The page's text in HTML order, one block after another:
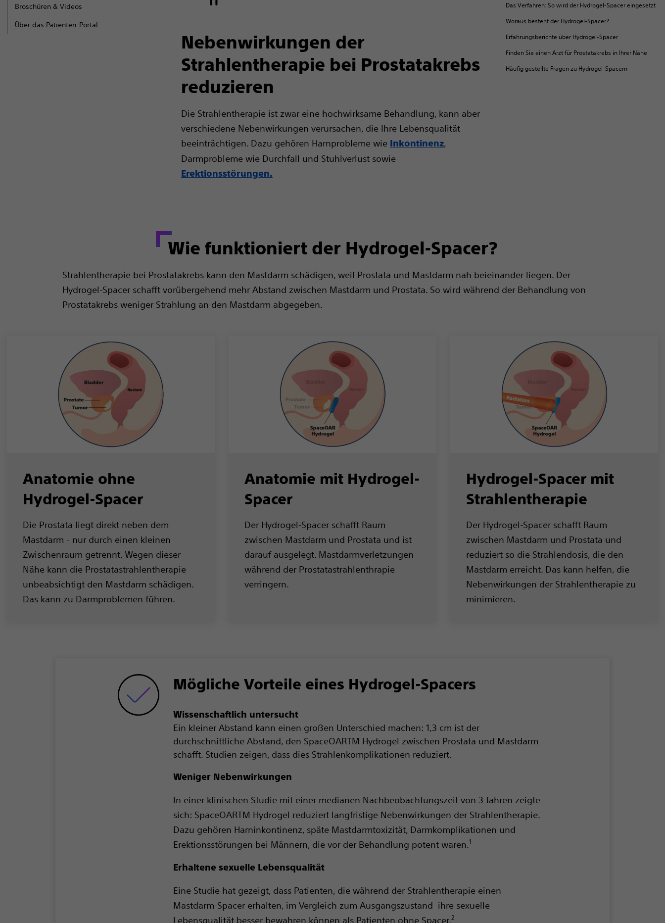
Broschüren & Videos
Über das Patienten-Portal
Das Verfahren: So wird der Hydrogel-Spacer eingesetzt
Woraus besteht der Hydrogel-Spacer?
Erfahrungsberichte über Hydrogel-Spacer
Finden Sie einen Arzt für Prostatakrebs in Ihrer Nähe
Häufig gestellte Fragen zu Hydrogel-Spacern
Nebenwirkungen der
Strahlentherapie bei Prostatakrebs
reduzieren
Die Strahlentherapie ist zwar eine hochwirksame Behandlung, kann aber
verschiedene Nebenwirkungen verursachen, die Ihre Lebensqualität
beeinträchtigen. Dazu gehören Harnprobleme wie Inkontinenz,
Darmprobleme wie Durchfall und Stuhlverlust sowie
Erektionsstörungen.
Wie funktioniert der Hydrogel-Spacer?
Strahlentherapie bei Prostatakrebs kann den Mastdarm schädigen, weil Prostata und Mastdarm nah beieinander liegen. Der
Hydrogel-Spacer schafft vorübergehend mehr Abstand zwischen Mastdarm und Prostata. So wird während der Behandlung von
Prostatakrebs weniger Strahlung an den Mastdarm abgegeben.
Anatomie ohne
Hydrogel-Spacer
Die Prostata liegt direkt neben dem
Mastdarm - nur durch einen kleinen
Zwischenraum getrennt. Wegen dieser
Nähe kann die Prostatastrahlentherapie
unbeabsichtigt den Mastdarm schädigen.
Das kann zu Darmproblemen führen.
Anatomie mit Hydrogel-
Spacer
Der Hydrogel-Spacer schafft Raum
zwischen Mastdarm und Prostata und ist
darauf ausgelegt. Mastdarmverletzungen
während der Prostatastrahlenthrapie
verringern.
Hydrogel-Spacer mit
Strahlentherapie
Der Hydrogel-Spacer schafft Raum
zwischen Mastdarm und Prostata und
reduziert so die Strahlendosis, die den
Mastdarm erreicht. Das kann helfen, die
Nebenwirkungen der Strahlentherapie zu
minimieren.
Mögliche Vorteile eines Hydrogel-Spacers
Wissenschaftlich untersucht
Ein kleiner Abstand kann einen großen Unterschied machen: 1,3 cm ist der
durchschnittliche Abstand, den SpaceOARTM Hydrogel zwischen Prostata und Mastdarm
schafft. Studien zeigen, dass dies Strahlenkomplikationen reduziert.
Weniger Nebenwirkungen
In einer klinischen Studie mit einer medianen Nachbeobachtungszeit von 3 Jahren zeigte
sich: SpaceOARTM Hydrogel reduziert langfristige Nebenwirkungen der Strahlentherapie.
Dazu gehören Harninkontinenz, späte Mastdarmtoxizität, Darmkomplikationen und
Erektionsstörungen bei Männern, die vor der Behandlung potent waren.1
Erhaltene sexuelle Lebensqualität
Eine Studie hat gezeigt, dass Patienten, die während der Strahlentherapie einen
Mastdarm-Spacer erhalten, im Vergleich zum Ausgangszustand ihre sexuelle
Lebensqualität besser bewahren können als Patienten ohne Spacer.2